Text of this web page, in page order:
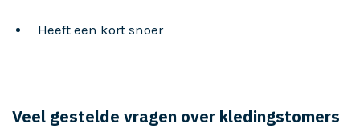
Heeft een kort snoer
Veel gestelde vragen over kledingstomers